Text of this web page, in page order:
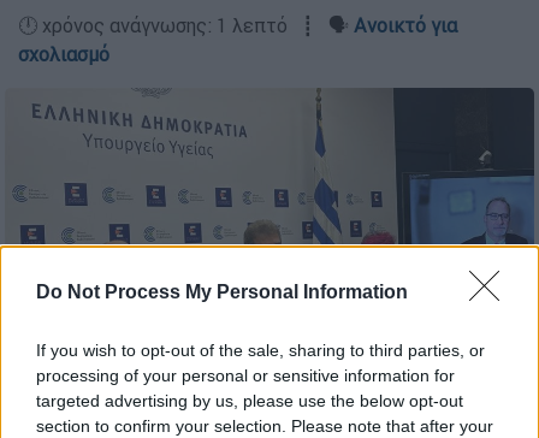
Do Not Process My Personal Information
If you wish to opt-out of the sale, sharing to third parties, or
processing of your personal or sensitive information for
targeted advertising by us, please use the below opt-out
section to confirm your selection. Please note that after your
🕛 χρόνος ανάγνωσης: 1 λεπτό ┋ 🗣️ Ανοικτό για
σχολιασμό
ethnos.gr